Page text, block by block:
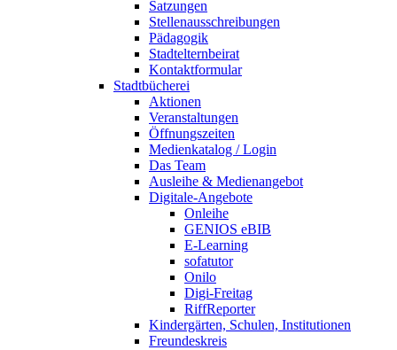
Satzungen
Stellenausschreibungen
Pädagogik
Stadtelternbeirat
Kontaktformular
Stadtbücherei
Aktionen
Veranstaltungen
Öffnungszeiten
Medienkatalog / Login
Das Team
Ausleihe & Medienangebot
Digitale-Angebote
Onleihe
GENIOS eBIB
E-Learning
sofatutor
Onilo
Digi-Freitag
RiffReporter
Kindergärten, Schulen, Institutionen
Freundeskreis